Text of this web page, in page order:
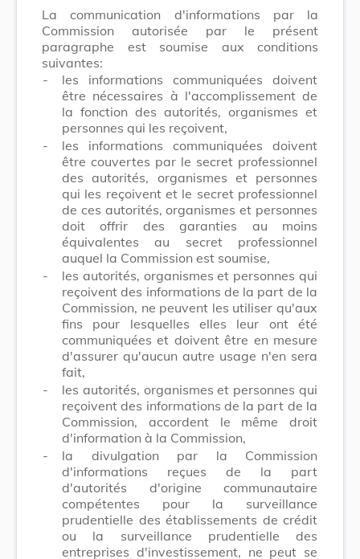
La communication d'informations par la
Commission autorisée par le présent
paragraphe est soumise aux conditions
suivantes:
-
les informations communiquées doivent
être nécessaires à l'accomplissement de
la fonction des autorités, organismes et
personnes qui les reçoivent,
-
les informations communiquées doivent
être couvertes par le secret professionnel
des autorités, organismes et personnes
qui les reçoivent et le secret professionnel
de ces autorités, organismes et personnes
doit offrir des garanties au moins
équivalentes au secret professionnel
auquel la Commission est soumise,
-
les autorités, organismes et personnes qui
reçoivent des informations de la part de la
Commission, ne peuvent les utiliser qu'aux
fins pour lesquelles elles leur ont été
communiquées et doivent être en mesure
d'assurer qu'aucun autre usage n'en sera
fait,
-
les autorités, organismes et personnes qui
reçoivent des informations de la part de la
Commission, accordent le même droit
d'information à la Commission,
-
la divulgation par la Commission
d'informations reçues de la part
d'autorités d'origine communautaire
compétentes pour la surveillance
prudentielle des établissements de crédit
ou la surveillance prudentielle des
entreprises d'investissement, ne peut se